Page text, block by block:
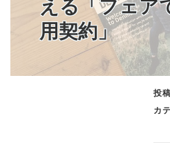
STUDY– 留学関連情報
WORK– デンマークの働き
– 日本人の
える「フェア
用契約」
投
カ